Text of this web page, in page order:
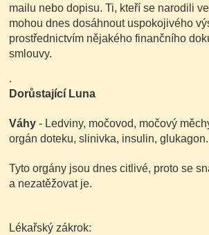
mailu nebo dopisu. Ti, kteří se narodili
mohou dnes dosáhnout uspokojivého
prostřednictvím nějakého finančního
smlouvy.
.
Dorůstající Luna
Váhy - Ledviny, močovod, močový
orgán doteku, slinivka, insulin, glukagon.
Tyto orgány jsou dnes citlivé, proto se
a nezatěžovat je.
Lékařský zákrok: